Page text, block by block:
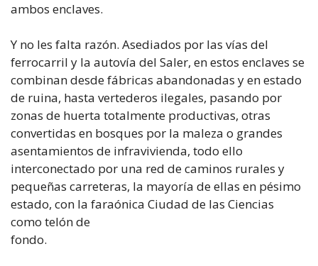
ambos enclaves.
Y no les falta razón. Asediados por las vías del
ferrocarril y la autovía del Saler, en estos enclaves se
combinan desde fábricas abandonadas y en estado
de ruina, hasta vertederos ilegales, pasando por
zonas de huerta totalmente productivas, otras
convertidas en bosques por la maleza o grandes
asentamientos de infravivienda, todo ello
interconectado por una red de caminos rurales y
pequeñas carreteras, la mayoría de ellas en pésimo
estado, con la faraónica Ciudad de las Ciencias
como telón de
fondo.